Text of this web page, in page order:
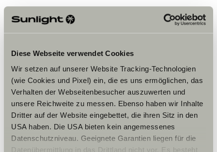
Diese Webseite verwendet Cookies
Wir setzen auf unserer Website Tracking-Technologien
(wie Cookies und Pixel) ein, die es uns ermöglichen, das
Verhalten der Webseitenbesucher auszuwerten und
unsere Reichweite zu messen. Ebenso haben wir Inhalte
Dritter auf der Website eingebettet, die ihren Sitz in den
USA haben. Die USA bieten kein angemessenes
Datenschutzniveau. Geeignete Garantien liegen für die
Datenübermittlung in das Drittland nicht vor. Es besteht
de tour te bekijken.
Cookie-instellingen